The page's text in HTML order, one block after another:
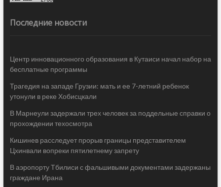
Последние новости
Центр инновационного образования в Кутаиси начал набор на
бесплатные программы
Трагедия на западе Грузии: мать и ее 7-летний ребенок
утонули в реке Хобисцкали
В Марнеули задержали трех человек за поддельные справки о
прохождении техосмотра
Кишинев расследует прорыв границы представителем
Цхинвали вопреки пятилетнему запрету
В аэропорту Тбилиси с фальшивыми документами задержаны
граждане Ирана